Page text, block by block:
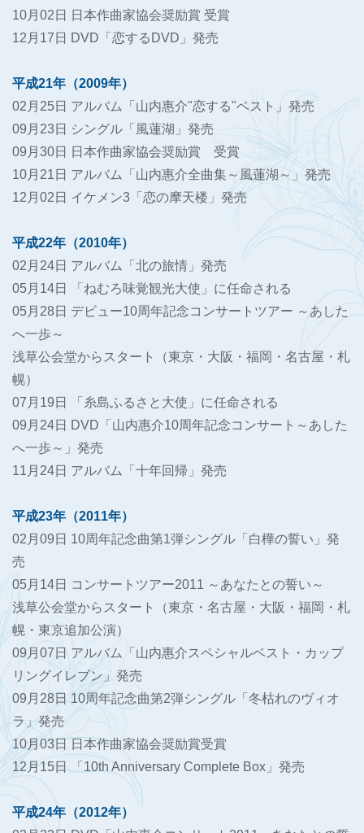
10月02日 日本作曲家協会奨励賞 受賞
12月17日 DVD「恋するDVD」発売
平成21年（2009年）
02月25日 アルバム「山内惠介"恋する"ベスト」発売
09月23日 シングル「風蓮湖」発売
09月30日 日本作曲家協会奨励賞 受賞
10月21日 アルバム「山内惠介全曲集～風蓮湖～」発売
12月02日 イケメン3「恋の摩天楼」発売
平成22年（2010年）
02月24日 アルバム「北の旅情」発売
05月14日 「ねむろ味覚観光大使」に任命される
05月28日 デビュー10周年記念コンサートツアー ～あした
へ一歩～
浅草公会堂からスタート（東京・大阪・福岡・名古屋・札
幌）
07月19日 「糸島ふるさと大使」に任命される
09月24日 DVD「山内惠介10周年記念コンサート～あした
へ一歩～」発売
11月24日 アルバム「十年回帰」発売
平成23年（2011年）
02月09日 10周年記念曲第1弾シングル「白樺の誓い」発
売
05月14日 コンサートツアー2011 ～あなたとの誓い～
浅草公会堂からスタート（東京・名古屋・大阪・福岡・札
幌・東京追加公演）
09月07日 アルバム「山内惠介スペシャルベスト・カップ
リングイレブン」発売
09月28日 10周年記念曲第2弾シングル「冬枯れのヴィオ
ラ」発売
10月03日 日本作曲家協会奨励賞受賞
12月15日 「10th Anniversary Complete Box」発売
平成24年（2012年）